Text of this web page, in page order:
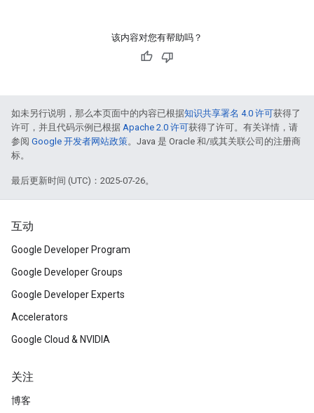
该内容对您有帮助吗？
如未另行说明，那么本页面中的内容已根据知识共享署名 4.0 许可获得了
许可，并且代码示例已根据 Apache 2.0 许可获得了许可。有关详情，请
参阅 Google 开发者网站政策。Java 是 Oracle 和/或其关联公司的注册商
标。
最后更新时间 (UTC)：2025-07-26。
互动
Google Developer Program
Google Developer Groups
Google Developer Experts
Accelerators
Google Cloud & NVIDIA
关注
博客